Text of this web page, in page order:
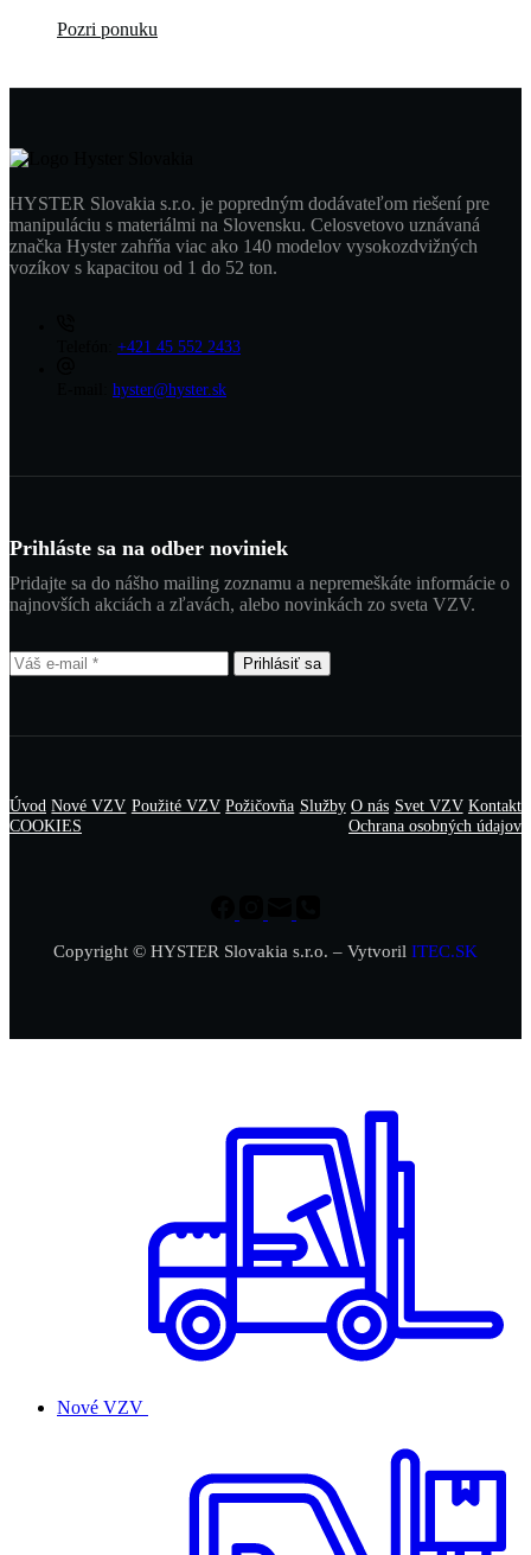
Pozri ponuku
HYSTER Slovakia s.r.o. je popredným dodávateľom riešení pre
manipuláciu s materiálmi na Slovensku. Celosvetovo uznávaná
značka Hyster zahŕňa viac ako 140 modelov vysokozdvižných
vozíkov s kapacitou od 1 do 52 ton.
+421 45 552 2433
hyster@hyster.sk
Prihláste sa na odber noviniek
Pridajte sa do nášho mailing zoznamu a nepremeškáte informácie o
najnovších akciách a zľavách, alebo novinkách zo sveta VZV.
Prihlásiť sa
Úvod Nové VZV Použité VZV Požičovňa Služby O nás Svet VZV Kontakt
COOKIES
Ochrana osobných údajov
Copyright © HYSTER Slovakia s.r.o. – Vytvoril ITEC.SK
Nové VZV